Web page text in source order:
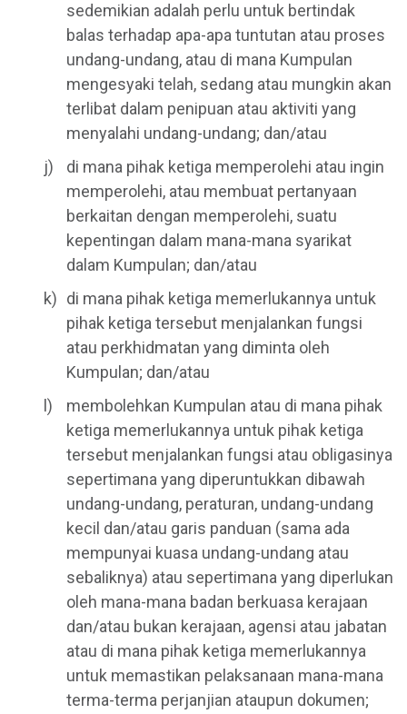
sedemikian adalah perlu untuk bertindak
balas terhadap apa-apa tuntutan atau proses
undang-undang, atau di mana Kumpulan
mengesyaki telah, sedang atau mungkin akan
terlibat dalam penipuan atau aktiviti yang
menyalahi undang-undang; dan/atau
di mana pihak ketiga memperolehi atau ingin
memperolehi, atau membuat pertanyaan
berkaitan dengan memperolehi, suatu
kepentingan dalam mana-mana syarikat
dalam Kumpulan; dan/atau
di mana pihak ketiga memerlukannya untuk
pihak ketiga tersebut menjalankan fungsi
atau perkhidmatan yang diminta oleh
Kumpulan; dan/atau
membolehkan Kumpulan atau di mana pihak
ketiga memerlukannya untuk pihak ketiga
tersebut menjalankan fungsi atau obligasinya
sepertimana yang diperuntukkan dibawah
undang-undang, peraturan, undang-undang
kecil dan/atau garis panduan (sama ada
mempunyai kuasa undang-undang atau
sebaliknya) atau sepertimana yang diperlukan
oleh mana-mana badan berkuasa kerajaan
dan/atau bukan kerajaan, agensi atau jabatan
atau di mana pihak ketiga memerlukannya
untuk memastikan pelaksanaan mana-mana
terma-terma perjanjian ataupun dokumen;